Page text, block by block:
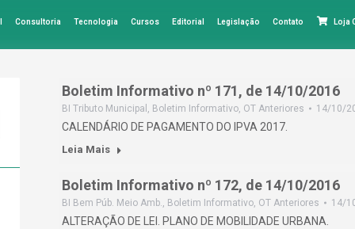
Consultoria Tecnologia Cursos Editorial Legislação Contato Loja
Boletim Informativo nº 171, de 14/10/2016
BI Tributo Municipal , Boletim Informativo, OT Anteriores 14/10/
CALENDÁRIO DE PAGAMENTO DO IPVA 2017.
Leia Mais
Boletim Informativo nº 172, de 14/10/2016
BI Bem Púb. Meio Amb., Boletim Informativo, OT Anteriores 14/
ALTERAÇÃO DE LEI. PLANO DE MOBILIDADE URBANA.